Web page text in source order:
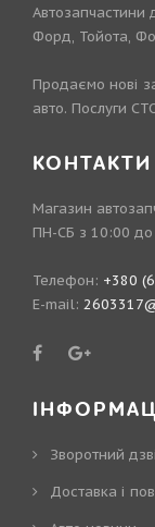
Автозапчастини
Форд, Тойота,
Продаємо нові
авто. Послуги
КОНТАКТИ
Магазин
ПН-СБ з 10:00
Телефон: +380
E-mail:
Зворотний
Доставка і